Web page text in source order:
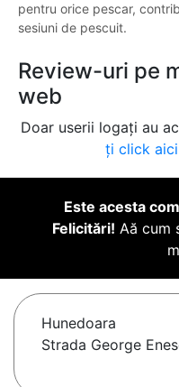
pentru orice pescar,
sesiuni de pescuit.
Review-uri pe
web
Doar userii logați au
ți click
Este acesta
Felicitări! Aă cum
Hunedoara
Strada George